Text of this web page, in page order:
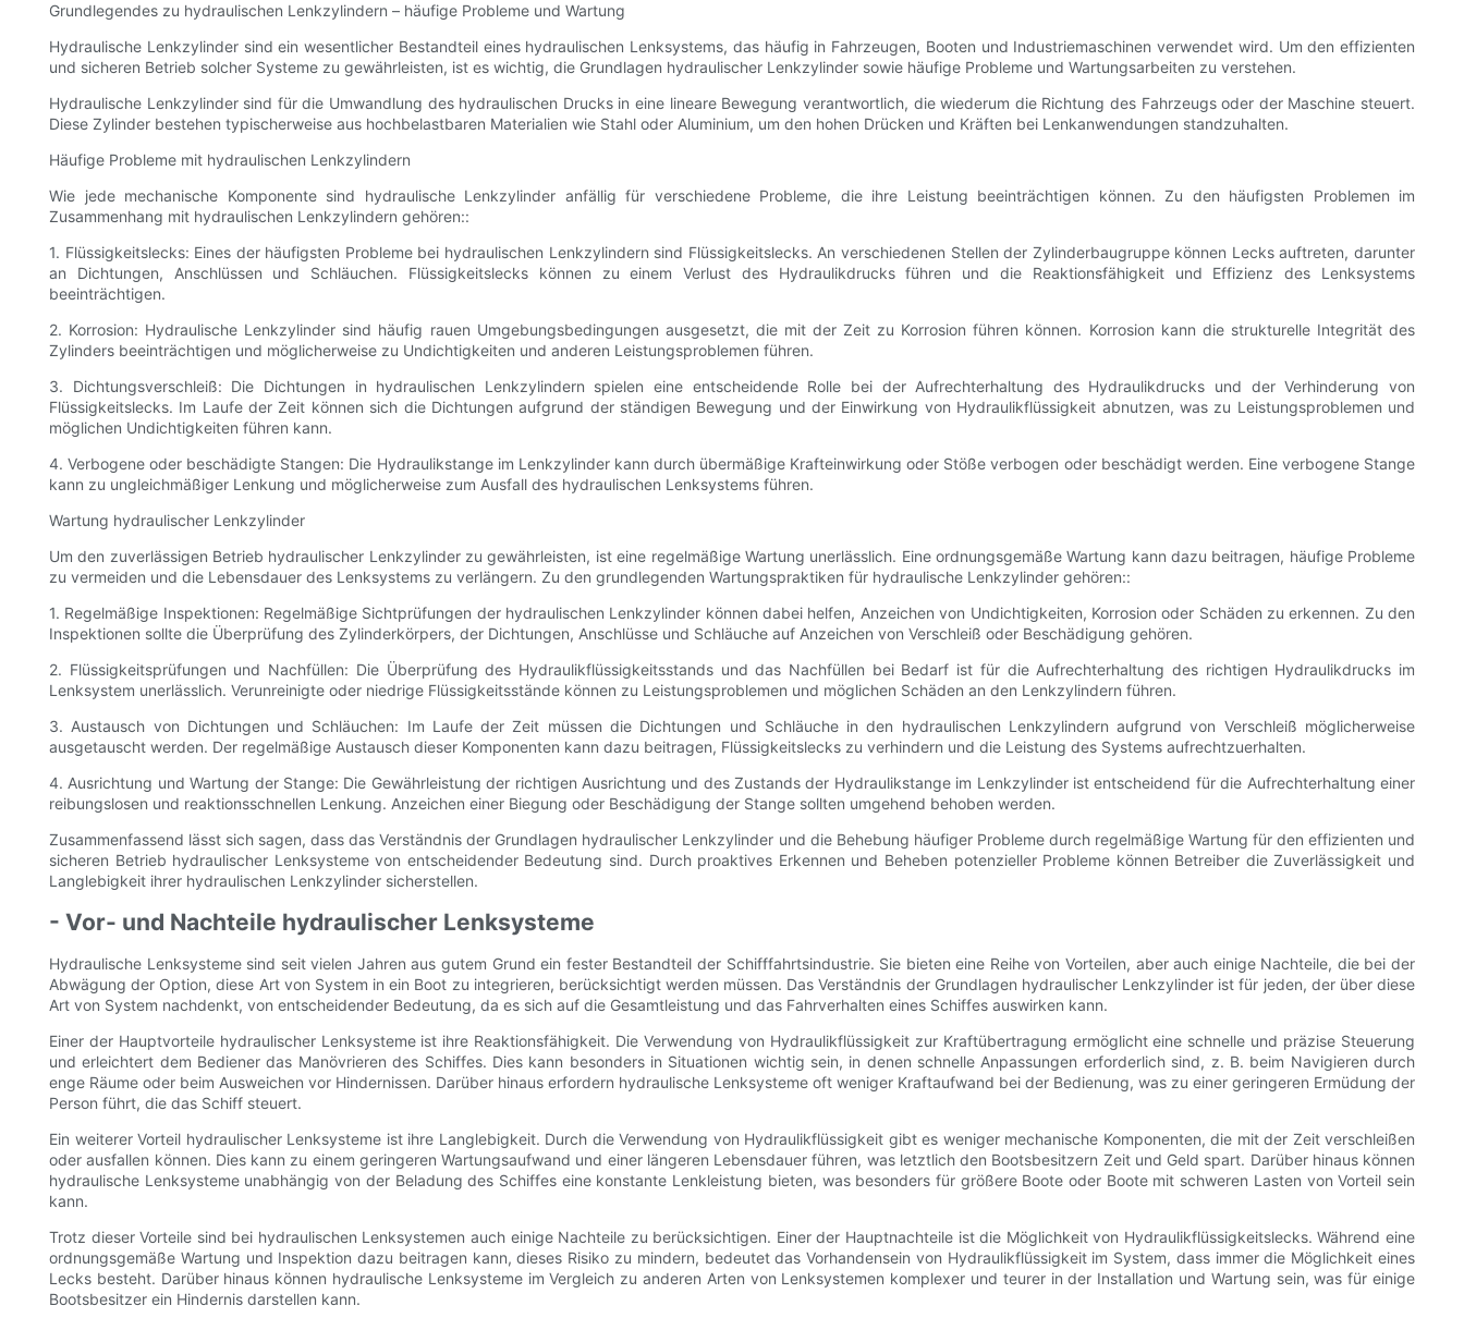
Grundlegendes zu hydraulischen Lenkzylindern – häufige Probleme und Wartung
Hydraulische Lenkzylinder sind ein wesentlicher Bestandteil eines hydraulischen Lenksystems, das häufig in Fahrzeugen, Booten und Industriemaschinen verwendet wird. Um den effizienten
und sicheren Betrieb solcher Systeme zu gewährleisten, ist es wichtig, die Grundlagen hydraulischer Lenkzylinder sowie häufige Probleme und Wartungsarbeiten zu verstehen.
Hydraulische Lenkzylinder sind für die Umwandlung des hydraulischen Drucks in eine lineare Bewegung verantwortlich, die wiederum die Richtung des Fahrzeugs oder der Maschine steuert.
Diese Zylinder bestehen typischerweise aus hochbelastbaren Materialien wie Stahl oder Aluminium, um den hohen Drücken und Kräften bei Lenkanwendungen standzuhalten.
Häufige Probleme mit hydraulischen Lenkzylindern
Wie jede mechanische Komponente sind hydraulische Lenkzylinder anfällig für verschiedene Probleme, die ihre Leistung beeinträchtigen können. Zu den häufigsten Problemen im
Zusammenhang mit hydraulischen Lenkzylindern gehören::
1. Flüssigkeitslecks: Eines der häufigsten Probleme bei hydraulischen Lenkzylindern sind Flüssigkeitslecks. An verschiedenen Stellen der Zylinderbaugruppe können Lecks auftreten, darunter
an Dichtungen, Anschlüssen und Schläuchen. Flüssigkeitslecks können zu einem Verlust des Hydraulikdrucks führen und die Reaktionsfähigkeit und Effizienz des Lenksystems
beeinträchtigen.
2. Korrosion: Hydraulische Lenkzylinder sind häufig rauen Umgebungsbedingungen ausgesetzt, die mit der Zeit zu Korrosion führen können. Korrosion kann die strukturelle Integrität des
Zylinders beeinträchtigen und möglicherweise zu Undichtigkeiten und anderen Leistungsproblemen führen.
3. Dichtungsverschleiß: Die Dichtungen in hydraulischen Lenkzylindern spielen eine entscheidende Rolle bei der Aufrechterhaltung des Hydraulikdrucks und der Verhinderung von
Flüssigkeitslecks. Im Laufe der Zeit können sich die Dichtungen aufgrund der ständigen Bewegung und der Einwirkung von Hydraulikflüssigkeit abnutzen, was zu Leistungsproblemen und
möglichen Undichtigkeiten führen kann.
4. Verbogene oder beschädigte Stangen: Die Hydraulikstange im Lenkzylinder kann durch übermäßige Krafteinwirkung oder Stöße verbogen oder beschädigt werden. Eine verbogene Stange
kann zu ungleichmäßiger Lenkung und möglicherweise zum Ausfall des hydraulischen Lenksystems führen.
Wartung hydraulischer Lenkzylinder
Um den zuverlässigen Betrieb hydraulischer Lenkzylinder zu gewährleisten, ist eine regelmäßige Wartung unerlässlich. Eine ordnungsgemäße Wartung kann dazu beitragen, häufige Probleme
zu vermeiden und die Lebensdauer des Lenksystems zu verlängern. Zu den grundlegenden Wartungspraktiken für hydraulische Lenkzylinder gehören::
1. Regelmäßige Inspektionen: Regelmäßige Sichtprüfungen der hydraulischen Lenkzylinder können dabei helfen, Anzeichen von Undichtigkeiten, Korrosion oder Schäden zu erkennen. Zu den
Inspektionen sollte die Überprüfung des Zylinderkörpers, der Dichtungen, Anschlüsse und Schläuche auf Anzeichen von Verschleiß oder Beschädigung gehören.
2. Flüssigkeitsprüfungen und Nachfüllen: Die Überprüfung des Hydraulikflüssigkeitsstands und das Nachfüllen bei Bedarf ist für die Aufrechterhaltung des richtigen Hydraulikdrucks im
Lenksystem unerlässlich. Verunreinigte oder niedrige Flüssigkeitsstände können zu Leistungsproblemen und möglichen Schäden an den Lenkzylindern führen.
3. Austausch von Dichtungen und Schläuchen: Im Laufe der Zeit müssen die Dichtungen und Schläuche in den hydraulischen Lenkzylindern aufgrund von Verschleiß möglicherweise
ausgetauscht werden. Der regelmäßige Austausch dieser Komponenten kann dazu beitragen, Flüssigkeitslecks zu verhindern und die Leistung des Systems aufrechtzuerhalten.
4. Ausrichtung und Wartung der Stange: Die Gewährleistung der richtigen Ausrichtung und des Zustands der Hydraulikstange im Lenkzylinder ist entscheidend für die Aufrechterhaltung einer
reibungslosen und reaktionsschnellen Lenkung. Anzeichen einer Biegung oder Beschädigung der Stange sollten umgehend behoben werden.
Zusammenfassend lässt sich sagen, dass das Verständnis der Grundlagen hydraulischer Lenkzylinder und die Behebung häufiger Probleme durch regelmäßige Wartung für den effizienten und
sicheren Betrieb hydraulischer Lenksysteme von entscheidender Bedeutung sind. Durch proaktives Erkennen und Beheben potenzieller Probleme können Betreiber die Zuverlässigkeit und
Langlebigkeit ihrer hydraulischen Lenkzylinder sicherstellen.
- Vor- und Nachteile hydraulischer Lenksysteme
Hydraulische Lenksysteme sind seit vielen Jahren aus gutem Grund ein fester Bestandteil der Schifffahrtsindustrie. Sie bieten eine Reihe von Vorteilen, aber auch einige Nachteile, die bei der
Abwägung der Option, diese Art von System in ein Boot zu integrieren, berücksichtigt werden müssen. Das Verständnis der Grundlagen hydraulischer Lenkzylinder ist für jeden, der über diese
Art von System nachdenkt, von entscheidender Bedeutung, da es sich auf die Gesamtleistung und das Fahrverhalten eines Schiffes auswirken kann.
Einer der Hauptvorteile hydraulischer Lenksysteme ist ihre Reaktionsfähigkeit. Die Verwendung von Hydraulikflüssigkeit zur Kraftübertragung ermöglicht eine schnelle und präzise Steuerung
und erleichtert dem Bediener das Manövrieren des Schiffes. Dies kann besonders in Situationen wichtig sein, in denen schnelle Anpassungen erforderlich sind, z. B. beim Navigieren durch
enge Räume oder beim Ausweichen vor Hindernissen. Darüber hinaus erfordern hydraulische Lenksysteme oft weniger Kraftaufwand bei der Bedienung, was zu einer geringeren Ermüdung der
Person führt, die das Schiff steuert.
Ein weiterer Vorteil hydraulischer Lenksysteme ist ihre Langlebigkeit. Durch die Verwendung von Hydraulikflüssigkeit gibt es weniger mechanische Komponenten, die mit der Zeit verschleißen
oder ausfallen können. Dies kann zu einem geringeren Wartungsaufwand und einer längeren Lebensdauer führen, was letztlich den Bootsbesitzern Zeit und Geld spart. Darüber hinaus können
hydraulische Lenksysteme unabhängig von der Beladung des Schiffes eine konstante Lenkleistung bieten, was besonders für größere Boote oder Boote mit schweren Lasten von Vorteil sein
kann.
Trotz dieser Vorteile sind bei hydraulischen Lenksystemen auch einige Nachteile zu berücksichtigen. Einer der Hauptnachteile ist die Möglichkeit von Hydraulikflüssigkeitslecks. Während eine
ordnungsgemäße Wartung und Inspektion dazu beitragen kann, dieses Risiko zu mindern, bedeutet das Vorhandensein von Hydraulikflüssigkeit im System, dass immer die Möglichkeit eines
Lecks besteht. Darüber hinaus können hydraulische Lenksysteme im Vergleich zu anderen Arten von Lenksystemen komplexer und teurer in der Installation und Wartung sein, was für einige
Bootsbesitzer ein Hindernis darstellen kann.